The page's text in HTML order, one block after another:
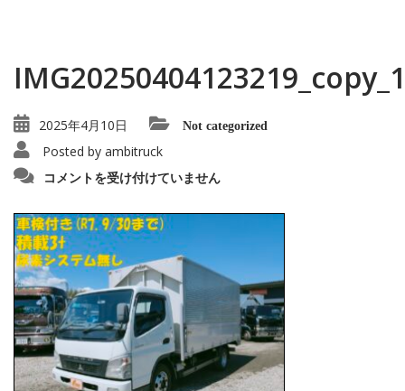
2025年4月10日 Not categorized
Posted by ambitruck
IMG20250404123219_copy_1280x960154
は
コメントを受け付けていません